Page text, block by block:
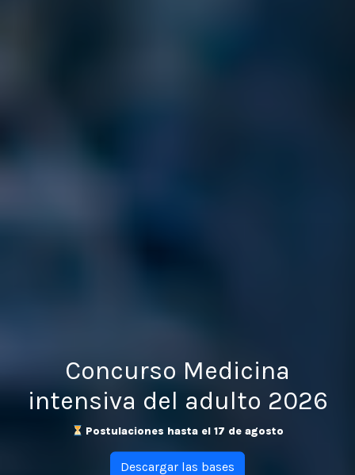
Concurso Medicina
intensiva del adulto 2026
Postulaciones hasta el 17 de agosto
Descargar las bases